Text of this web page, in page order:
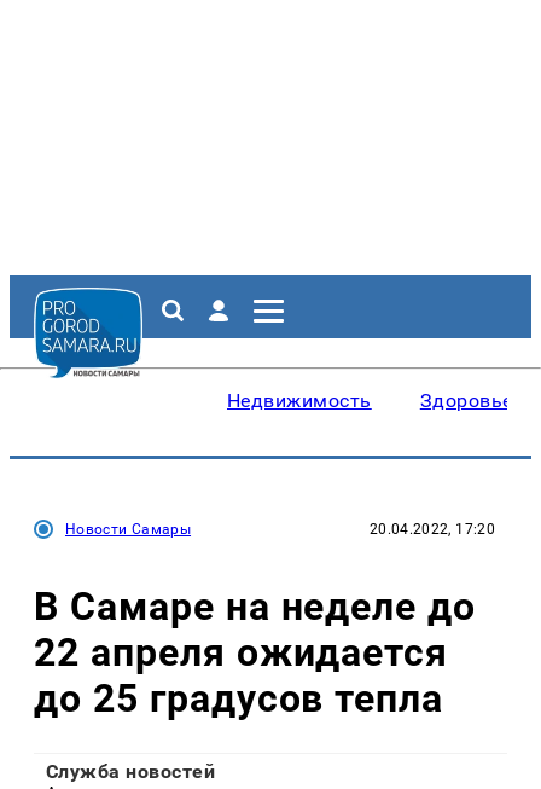
Недвижимость Здоровье
Новости Самары 20.04.2022, 17:20
В Самаре на неделе до
22 апреля ожидается
до 25 градусов тепла
Служба новостей